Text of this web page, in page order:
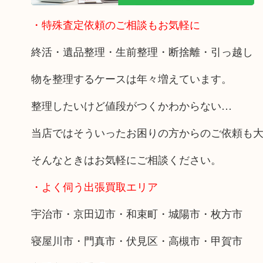
・特殊査定依頼のご相談もお気軽に
終活・遺品整理・生前整理・断捨離・引っ越し
物を整理するケースは年々増えています。
整理したいけど値段がつくかわからない…
当店ではそういったお困りの方からのご依頼も大
そんなときはお気軽にご相談ください。
・よく伺う出張買取エリア
宇治市・京田辺市・和束町・城陽市・枚方市
寝屋川市・門真市・伏見区・高槻市・甲賀市